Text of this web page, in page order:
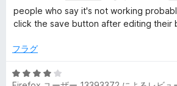
段
階
5
評
people who say it's not working
click the save button after editing their
フラグ
5